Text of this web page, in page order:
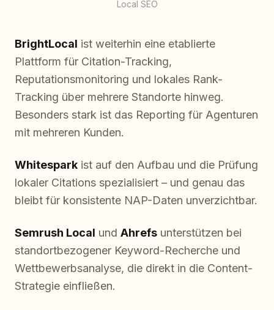
Local SEO
BrightLocal ist weiterhin eine etablierte
Plattform für Citation-Tracking,
Reputationsmonitoring und lokales Rank-
Tracking über mehrere Standorte hinweg.
Besonders stark ist das Reporting für Agenturen
mit mehreren Kunden.
Whitespark ist auf den Aufbau und die Prüfung
lokaler Citations spezialisiert – und genau das
bleibt für konsistente NAP-Daten unverzichtbar.
Semrush Local und Ahrefs unterstützen bei
standortbezogener Keyword-Recherche und
Wettbewerbsanalyse, die direkt in die Content-
Strategie einfließen.